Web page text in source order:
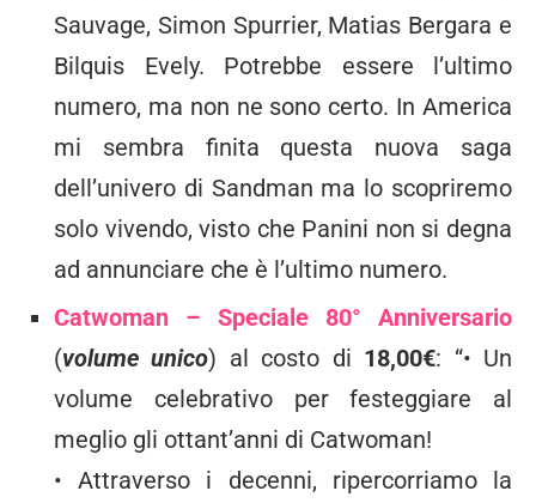
Sauvage, Simon Spurrier, Matias Bergara e
Bilquis Evely. Potrebbe essere l’ultimo
numero, ma non ne sono certo. In America
mi sembra finita questa nuova saga
dell’univero di Sandman ma lo scopriremo
solo vivendo, visto che Panini non si degna
ad annunciare che è l’ultimo numero.
Catwoman – Speciale 80° Anniversario
(volume unico) al costo di 18,00€: “• Un
volume celebrativo per festeggiare al
meglio gli ottant’anni di Catwoman!
• Attraverso i decenni, ripercorriamo la